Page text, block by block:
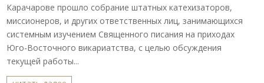
Карачарове прошло собрание штатных катехизаторов,
миссионеров, и других ответственных лиц, занимающихся
системным изучением Священного писания на приходах
Юго-Восточного викариатства, с целью обсуждения
текущей работы...